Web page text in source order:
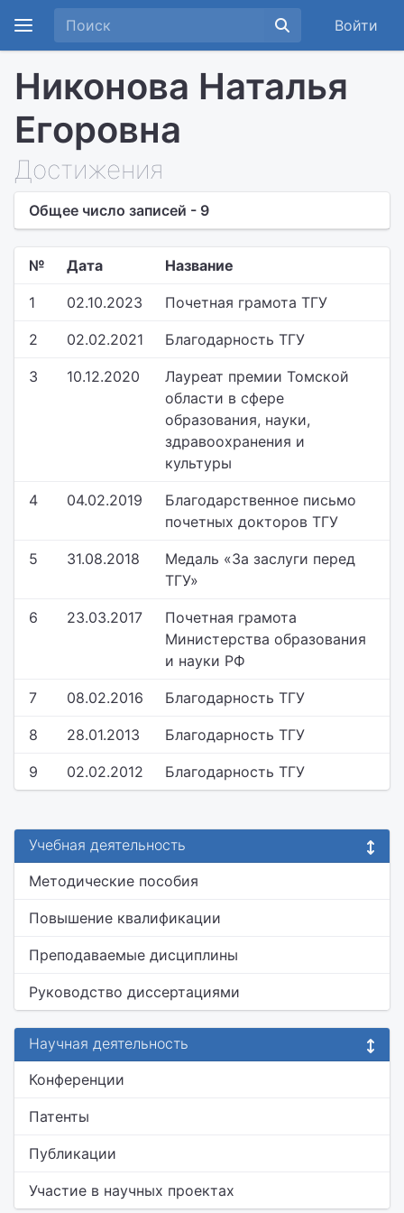
Войти
Никонова Наталья
Егоровна
Достижения
Общее число записей - 9
№ Дата Название
1 02.10.2023 Почетная грамота ТГУ
2 02.02.2021 Благодарность ТГУ
3 10.12.2020
Лауреат премии Томской
области в сфере
образования, науки,
здравоохранения и
культуры
4 04.02.2019
Благодарственное письмо
почетных докторов ТГУ
5 31.08.2018
Медаль «За заслуги перед
ТГУ»
6 23.03.2017
Почетная грамота
Министерства образования
и науки РФ
7 08.02.2016 Благодарность ТГУ
8 28.01.2013 Благодарность ТГУ
9 02.02.2012 Благодарность ТГУ
Учебная деятельность
Методические пособия
Повышение квалификации
Преподаваемые дисциплины
Руководство диссертациями
Научная деятельность
Конференции
Патенты
Публикации
Участие в научных проектах